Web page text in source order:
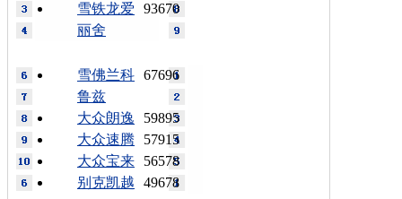
93670
雪铁龙爱
丽舍
67696
雪佛兰科
鲁兹
59895
大众朗逸
57915
大众速腾
56578
大众宝来
49678
别克凯越